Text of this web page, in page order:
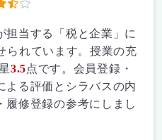
担当する「税と企業」に
られています。授業の充
3.5点です。会員登録・
よる評価とシラバスの内
履修登録の参考にしまし